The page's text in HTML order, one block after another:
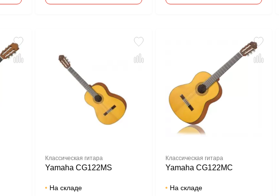
Классическая гитара
Yamaha CG122MS
На складе
Классическая гитара
Yamaha CG122MC
На складе